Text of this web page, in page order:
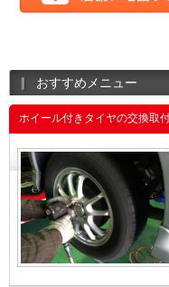
おすすめメニュー
ホイール付きタイヤの交換取